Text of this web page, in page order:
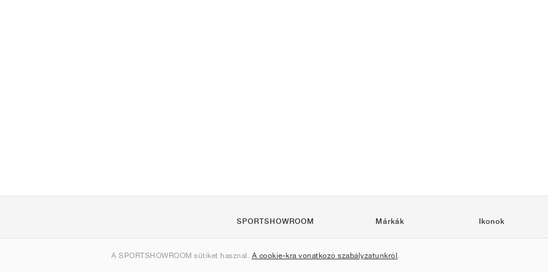
A SPORTSHOWROOM sütiket használ. A cookie-kra vonatkozó szabályzatunkról
SPORTSHOWROOM
Kapcsolat
Márkák
Jordan
Ikonok